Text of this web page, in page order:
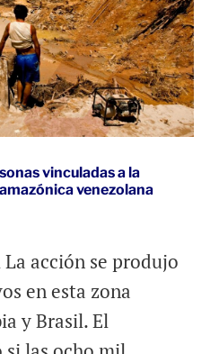
vinculadas a la
venezolana
acción se produjo
en esta zona
y Brasil. El